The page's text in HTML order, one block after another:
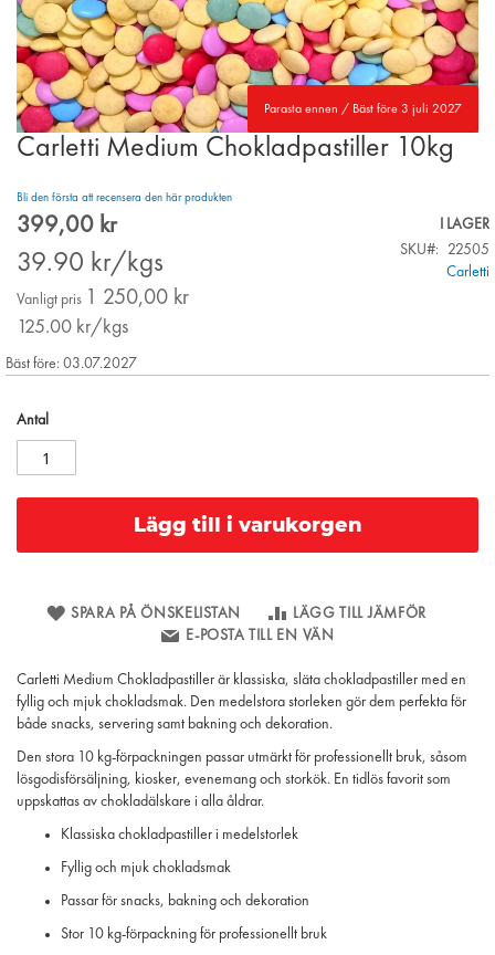
Parasta ennen / Bäst före 3 juli 2027
Skip
of
the
images
gallery
Carletti Medium Chokladpastiller 10kg
Bli den första att recensera den här produkten
Special
399,00 kr
39.90 kr/kgs
Vanligt pris 1 250,00 kr
125.00 kr/kgs
I LAGER
SKU
22505
Carletti
Bäst före: 03.07.2027
Antal
Lägg till i varukorgen
SPARA PÅ ÖNSKELISTAN
LÄGG TILL JÄMFÖR
E-POSTA TILL EN VÄN
Carletti Medium Chokladpastiller är klassiska, släta chokladpastiller med en
fyllig och mjuk chokladsmak. Den medelstora storleken gör dem perfekta för
både snacks, servering samt bakning och dekoration.
Den stora 10 kg-förpackningen passar utmärkt för professionellt bruk, såsom
lösgodisförsäljning, kiosker, evenemang och storkök. En tidlös favorit som
uppskattas av chokladälskare i alla åldrar.
Klassiska chokladpastiller i medelstorlek
Fyllig och mjuk chokladsmak
Passar för snacks, bakning och dekoration
Stor 10 kg-förpackning för professionellt bruk